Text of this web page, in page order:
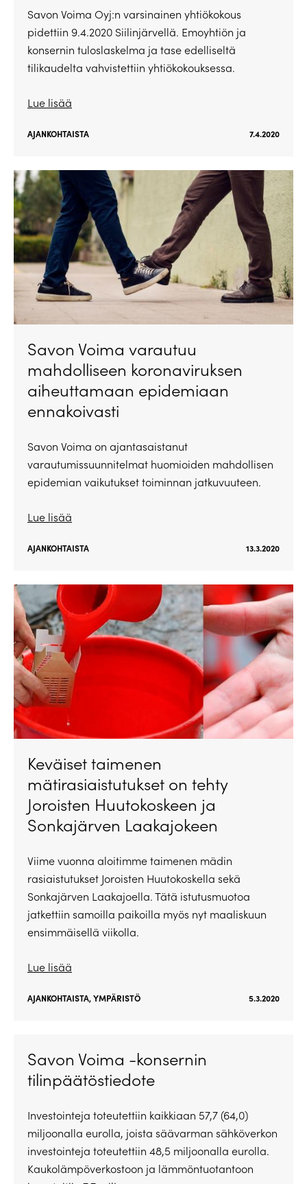
Savon Voima Oyj:n varsinainen yhtiökokous
pidettiin 9.4.2020 Siilinjärvellä. Emoyhtiön ja
konsernin tuloslaskelma ja tase edelliseltä
tilikaudelta vahvistettiin yhtiökokouksessa.
Lue lisää
AJANKOHTAISTA 7.4.2020
Savon Voima varautuu
mahdolliseen koronaviruksen
aiheuttamaan epidemiaan
ennakoivasti
Savon Voima on ajantasaistanut
varautumissuunnitelmat huomioiden mahdollisen
epidemian vaikutukset toiminnan jatkuvuuteen.
Lue lisää
AJANKOHTAISTA 13.3.2020
Keväiset taimenen
mätirasiaistutukset on tehty
Joroisten Huutokoskeen ja
Sonkajärven Laakajokeen
Viime vuonna aloitimme taimenen mädin
rasiaistutukset Joroisten Huutokoskella sekä
Sonkajärven Laakajoella. Tätä istutusmuotoa
jatkettiin samoilla paikoilla myös nyt maaliskuun
ensimmäisellä viikolla.
Lue lisää
AJANKOHTAISTA,YMPÄRISTÖ 5.3.2020
Savon Voima -konsernin
tilinpäätöstiedote
Investointeja toteutettiin kaikkiaan 57,7 (64,0)
miljoonalla eurolla, joista säävarman sähköverkon
investointeja toteutettiin 48,5 miljoonalla eurolla.
Kaukolämpöverkostoon ja lämmöntuotantoon